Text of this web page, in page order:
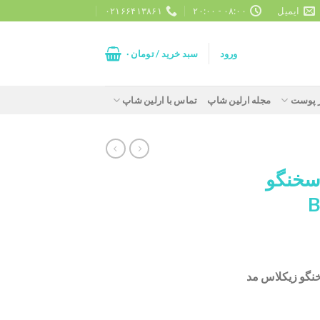
ایمیل ۰۸:۰۰ - ۲۰:۰۰ ۰۲۱۶۶۴۱۳۸۶۱
ورود سبد خرید /تومان ۰
پوست مجله ارلین شاپ تماس با ارلین شاپ
زیکلاس مد